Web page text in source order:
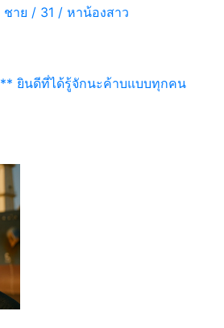
** ยินดีที่ได้รู้จักนะค้าบแบบทุกคน